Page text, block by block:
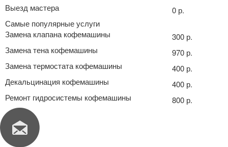
Выезд мастера
0 р.
Самые популярные услуги
Замена клапана кофемашины
300 р.
Замена тена кофемашины
970 р.
Замена термостата кофемашины
400 р.
Декальцинация кофемашины
400 р.
Ремонт гидросистемы кофемашины
800 р.